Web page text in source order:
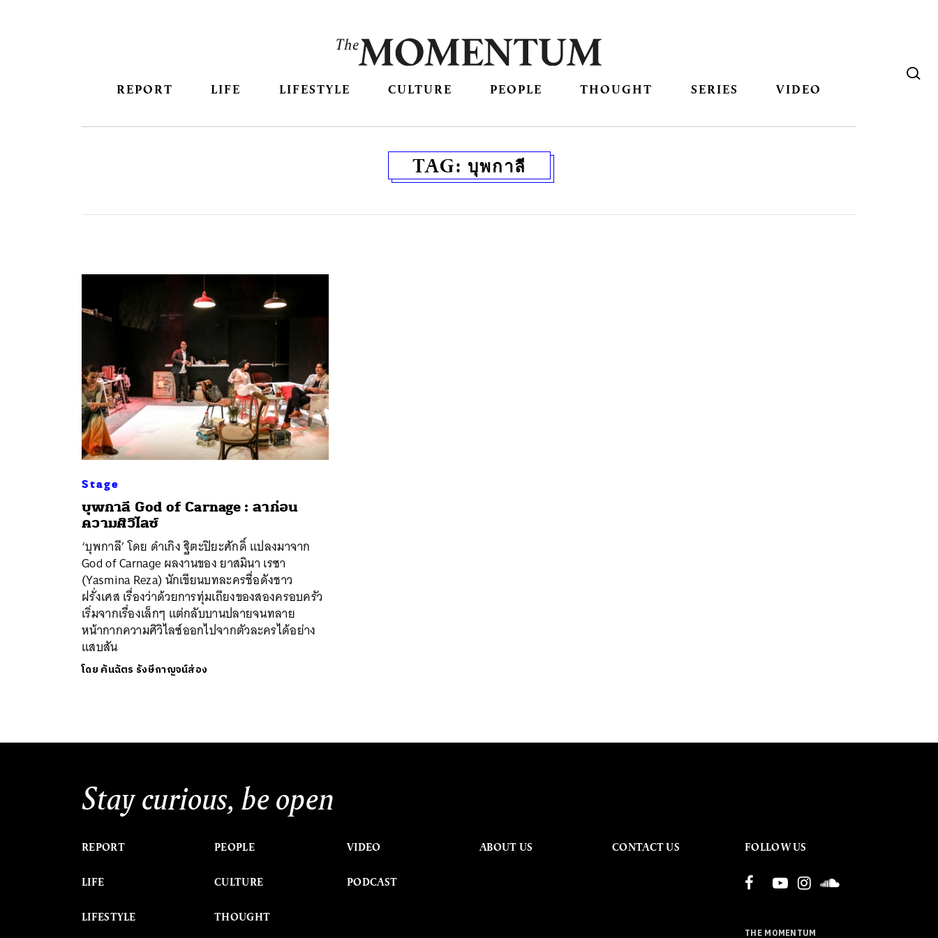
REPORT LIFE LIFESTYLE CULTURE PEOPLE THOUGHT SERIES VIDEO
TAG: บุพกาลี
Stage
บุพกาลี God of Carnage : ลาก่อน
ความศิวิไลซ์
‘บุพกาลี’ โดย ดำเกิง ฐิตะปิยะศักดิ์ แปลงมาจาก
God of Carnage ผลงานของ ยาสมินา เรซา
(Yasmina Reza) นักเขียนบทละครชื่อดังชาว
ฝรั่งเศส เรื่องว่าด้วยการทุ่มเถียงของสองครอบครัว
เริ่มจากเรื่องเล็กๆ แต่กลับบานปลายจนทลาย
หน้ากากความศิวิไลซ์ออกไปจากตัวละครได้อย่าง
แสบสัน
โดย คันฉัตร รังษีกาญจน์ส่อง
Stay curious, be open
REPORT
LIFE
LIFESTYLE
PEOPLE
CULTURE
THOUGHT
VIDEO
PODCAST
ABOUT US CONTACT US FOLLOW US
THE MOMENTUM